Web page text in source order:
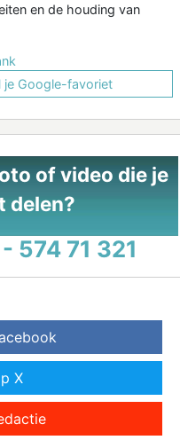
en de houding van
je Google-favoriet
of video die je
delen?
574 71 321
X